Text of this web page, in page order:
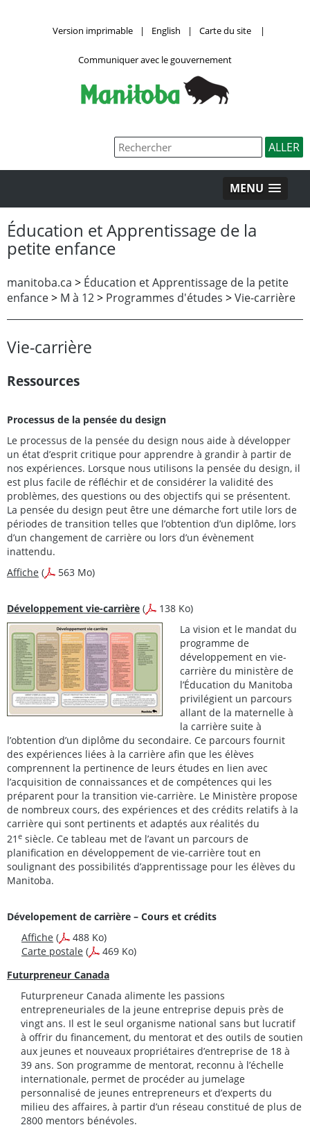
Version imprimable | English | Carte du site |
Communiquer avec le gouvernement
MENU
Éducation et Apprentissage de la
petite enfance
manitoba.ca > Éducation et Apprentissage de la petite
enfance> M à 12> Programmes d'études >Vie-carrière
Vie-carrière
Ressources
Processus de la pensée du design
Le processus de la pensée du design nous aide à développer
un état d’esprit critique pour apprendre à grandir à partir de
nos expériences. Lorsque nous utilisons la pensée du design, il
est plus facile de réfléchir et de considérer la validité des
problèmes, des questions ou des objectifs qui se présentent.
La pensée du design peut être une démarche fort utile lors de
périodes de transition telles que l’obtention d’un diplôme, lors
d’un changement de carrière ou lors d’un évènement
inattendu.
Affiche ( 563 Mo)
Développement vie-carrière (
138 Ko)
La vision et le mandat du
programme de
développement en vie-
carrière du ministère de
l’Éducation du Manitoba
privilégient un parcours
allant de la maternelle à
la carrière suite à
l’obtention d’un diplôme du secondaire. Ce parcours fournit
des expériences liées à la carrière afin que les élèves
comprennent la pertinence de leurs études en lien avec
l’acquisition de connaissances et de compétences qui les
préparent pour la transition vie-carrière. Le Ministère propose
de nombreux cours, des expériences et des crédits relatifs à la
carrière qui sont pertinents et adaptés aux réalités du
21 e siècle. Ce tableau met de l’avant un parcours de
planification en développement de vie-carrière tout en
soulignant des possibilités d’apprentissage pour les élèves du
Manitoba.
Dévelopement de carrière – Cours et crédits
Affiche (
488 Ko)
Carte postale (
469 Ko)
Futurpreneur Canada
Futurpreneur Canada alimente les passions
entrepreneuriales de la jeune entreprise depuis près de
vingt ans. Il est le seul organisme national sans but lucratif
à offrir du financement, du mentorat et des outils de soutien
aux jeunes et nouveaux propriétaires d’entreprise de 18 à
39 ans. Son programme de mentorat, reconnu à l’échelle
internationale, permet de procéder au jumelage
personnalisé de jeunes entrepreneurs et d’experts du
milieu des affaires, à partir d’un réseau constitué de plus de
2800 mentors bénévoles.